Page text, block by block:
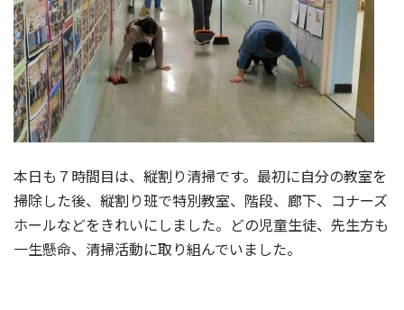
本日も７時間目は、縦割り清掃です。最初に自分の教室を
掃除した後、縦割り班で特別教室、階段、廊下、コナーズ
ホールなどをきれいにしました。どの児童生徒、先生方も
一生懸命、清掃活動に取り組んでいました。